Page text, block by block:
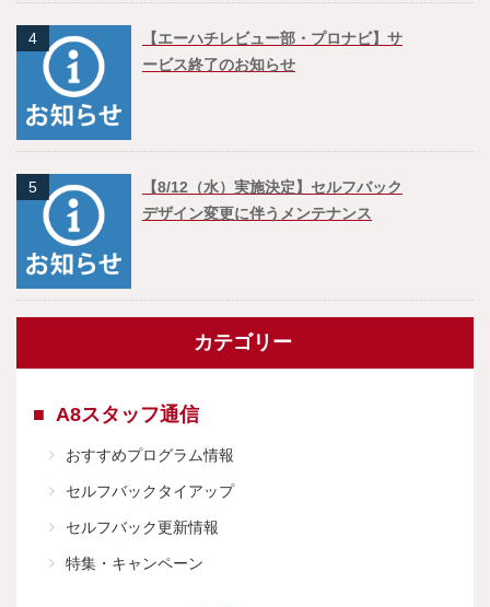
4
【エーハチレビュー部・プロナビ】サ
ービス終了のお知らせ
5
【8/12（水）実施決定】セルフバック
デザイン変更に伴うメンテナンス
カテゴリー
A8スタッフ通信
おすすめプログラム情報
セルフバックタイアップ
セルフバック更新情報
特集・キャンペーン